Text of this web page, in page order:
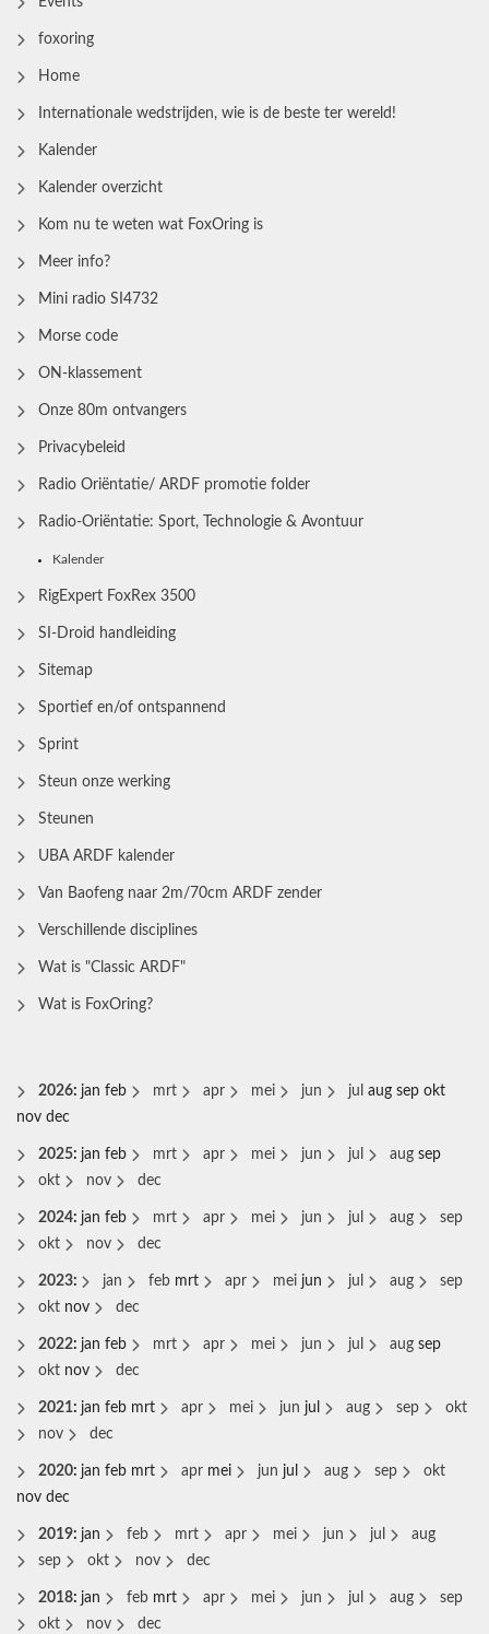
foxoring
Home
Internationale wedstrijden, wie is de beste ter wereld!
Kalender
Kalender overzicht
Kom nu te weten wat FoxOring is
Meer info?
Mini radio SI4732
Morse code
ON-klassement
Onze 80m ontvangers
Privacybeleid
Radio Oriëntatie/ ARDF promotie folder
Radio‑Oriëntatie: Sport, Technologie & Avontuur
Kalender
RigExpert FoxRex 3500
SI-Droid handleiding
Sitemap
Sportief en/of ontspannend
Sprint
Steun onze werking
Steunen
UBA ARDF kalender
Van Baofeng naar 2m/70cm ARDF zender
Verschillende disciplines
Wat is "Classic ARDF"
Wat is FoxOring?
2026: jan feb mrt apr mei jun jul aug sep okt
nov dec
2025: jan feb mrt apr mei jun jul aug sep
okt
nov dec
2024: jan feb mrt apr mei jun jul aug
sep
okt
nov dec
2023: jan feb mrt apr mei jun jul aug
sep
okt nov dec
2022: jan feb mrt apr mei jun jul aug sep
okt nov dec
2021: jan feb mrt apr mei jun jul aug sep
okt
nov
dec
2020: jan feb mrt apr mei jun jul aug sep
okt
nov dec
2019: jan feb mrt apr mei jun jul
aug
sep
okt nov dec
2018: jan feb mrt apr mei jun jul aug
sep
okt
nov dec